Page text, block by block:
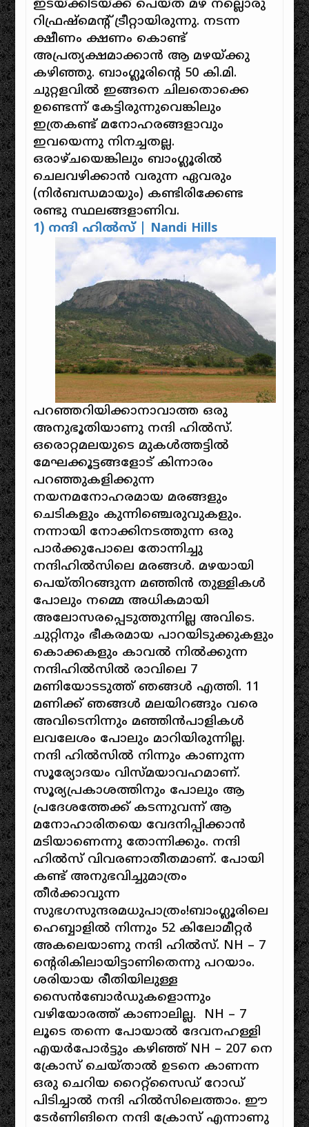
ഇടയ്‌ക്കിടയ്ക്ക് പെയ്ത മഴ നല്ലൊരു
റിഫ്രഷ്‌മെന്റ് ട്രീറ്റായിരുന്നു. നടന്ന
ക്ഷീണം ക്ഷണം കൊണ്ട്
അപ്രത്യക്ഷമാക്കാൻ ആ മഴയ്‌ക്കു
കഴിഞ്ഞു. ബാംഗ്ലൂരിന്റെ 50 കി.മി.
ചുറ്റളവിൽ ഇങ്ങനെ ചിലതൊക്കെ
ഉണ്ടെന്ന് കേട്ടിരുന്നുവെങ്കിലും
ഇത്രകണ്ട് മനോഹരങ്ങളാവും
ഇവയെന്നു നിനച്ചതല്ല.
ഒരാഴ്ചയെങ്കിലും ബാംഗ്ലൂരിൽ
ചെലവഴിക്കാൻ വരുന്ന ഏവരും
(നിർബന്ധമായും) കണ്ടിരിക്കേണ്ട
രണ്ടു സ്ഥലങ്ങളാണിവ.
1) നന്ദി ഹിൽസ് | Nandi Hills
പറഞ്ഞറിയിക്കാനാവാത്ത ഒരു
അനുഭൂതിയാണു നന്ദി ഹിൽസ്.
ഒരൊറ്റമലയുടെ മുകൾത്തട്ടിൽ
മേഘക്കൂട്ടങ്ങളോട് കിന്നാരം
പറഞ്ഞുകളിക്കുന്ന
നയനമനോഹരമായ മരങ്ങളും
ചെടികളും കുന്നിഞ്ചെരുവുകളും.
നന്നായി നോക്കിനടത്തുന്ന ഒരു
പാർക്കുപോലെ തോന്നിച്ചു
നന്ദിഹിൽസിലെ മരങ്ങൾ. മഴയായി
പെയ്‌തിറങ്ങുന്ന മഞ്ഞിൻ തുള്ളികൾ
പോലും നമ്മെ അധികമായി
അലോസരപ്പെടുത്തുന്നില്ല അവിടെ.
ചുറ്റിനും ഭീകരമായ പാറയിടുക്കുകളും
കൊക്കകളും കാവൽ നിൽക്കുന്ന
നന്ദിഹിൽസിൽ രാവിലെ 7
മണിയോടടുത്ത് ഞങ്ങൾ എത്തി. 11
മണിക്ക് ഞങ്ങൾ മലയിറങ്ങും വരെ
അവിടെനിന്നും മഞ്ഞിൻപാളികൾ
ലവലേശം പോലും മാറിയിരുന്നില്ല.
നന്ദി ഹിൽസിൽ നിന്നും കാണുന്ന
സൂര്യോദയം വിസ്‌മയാവഹമാണ്.
സൂര്യപ്രകാശത്തിനും പോലും ആ
പ്രദേശത്തേക്ക് കടന്നുവന്ന് ആ
മനോഹാരിതയെ വേദനിപ്പിക്കാൻ
മടിയാണെന്നു തോന്നിക്കും. നന്ദി
ഹിൽസ് വിവരണാതീതമാണ്. പോയി
കണ്ട് അനുഭവിച്ചുമാത്രം
തീർക്കാവുന്ന
സുഭഗസുന്ദരമധുപാത്രം!ബാംഗ്ലൂരിലെ
ഹെബ്ബാളിൽ നിന്നും 52 കിലോമീറ്റർ
അകലെയാണു നന്ദി ഹിൽസ്. NH – 7
ന്റെരികിലായിട്ടാണിതെന്നു പറയാം.
ശരിയായ രീതിയിലുള്ള
സൈൻബോർഡുകളൊന്നും
വഴിയോരത്ത് കാണാലില്ല. NH – 7
ലൂടെ തന്നെ പോയാൽ ദേവനഹള്ളി
എയർപോർട്ടും കഴിഞ്ഞ് NH – 207 നെ
ക്രോസ് ചെയ്താൽ ഉടനെ കാണന്ന
ഒരു ചെറിയ റൈറ്റ്സൈഡ് റോഡ്
പിടിച്ചാൽ നന്ദി ഹിൽസിലെത്താം. ഈ
ടേർണിങിനെ നന്ദി ക്രോസ് എന്നാണു